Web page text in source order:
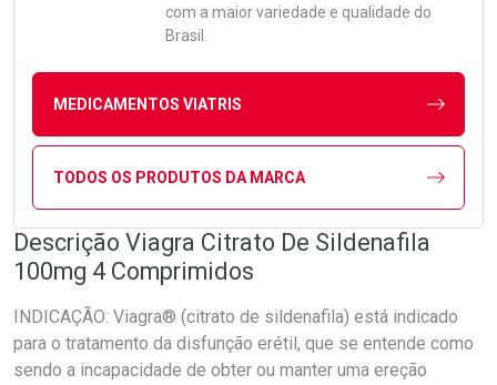
com a maior variedade e qualidade do
Brasil.
MEDICAMENTOS VIATRIS
TODOS OS PRODUTOS DA MARCA
Descrição Viagra Citrato De Sildenafila
100mg 4 Comprimidos
INDICAÇÃO: Viagra® (citrato de sildenafila) está indicado
para o tratamento da disfunção erétil, que se entende como
sendo a incapacidade de obter ou manter uma ereção